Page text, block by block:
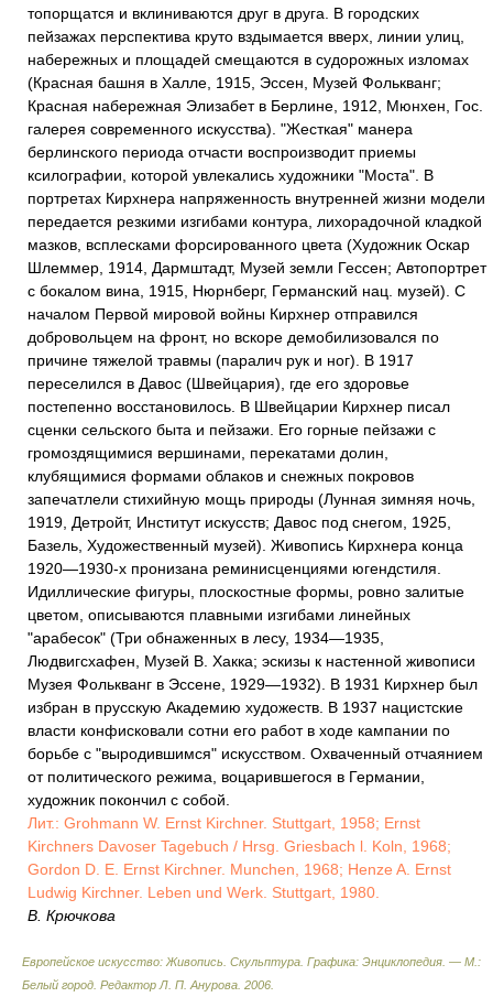
топорщатся и вклиниваются друг в друга. В городских
пейзажах перспектива круто вздымается вверх, линии улиц,
набережных и площадей смещаются в судорожных изломах
(Красная башня в Халле, 1915, Эссен, Музей Фолькванг;
Красная набережная Элизабет в Берлине, 1912, Мюнхен, Гос.
галерея современного искусства). "Жесткая" манера
берлинского периода отчасти воспроизводит приемы
ксилографии, которой увлекались художники "Моста". В
портретах Кирхнера напряженность внутренней жизни модели
передается резкими изгибами контура, лихорадочной кладкой
мазков, всплесками форсированного цвета (Художник Оскар
Шлеммер, 1914, Дармштадт, Музей земли Гессен; Автопортрет
с бокалом вина, 1915, Нюрнберг, Германский нац. музей). С
началом Первой мировой войны Кирхнер отправился
добровольцем на фронт, но вскоре демобилизовался по
причине тяжелой травмы (паралич рук и ног). В 1917
переселился в Давос (Швейцария), где его здоровье
постепенно восстановилось. В Швейцарии Кирхнер писал
сценки сельского быта и пейзажи. Его горные пейзажи с
громоздящимися вершинами, перекатами долин,
клубящимися формами облаков и снежных покровов
запечатлели стихийную мощь природы (Лунная зимняя ночь,
1919, Детройт, Институт искусств; Давос под снегом, 1925,
Базель, Художественный музей). Живопись Кирхнера конца
1920—1930-х пронизана реминисценциями югендстиля.
Идиллические фигуры, плоскостные формы, ровно залитые
цветом, описываются плавными изгибами линейных
"арабесок" (Три обнаженных в лесу, 1934—1935,
Людвигсхафен, Музей В. Хакка; эскизы к настенной живописи
Музея Фолькванг в Эссене, 1929—1932). В 1931 Кирхнер был
избран в прусскую Академию художеств. В 1937 нацистские
власти конфисковали сотни его работ в ходе кампании по
борьбе с "выродившимся" искусством. Охваченный отчаянием
от политического режима, воцарившегося в Германии,
художник покончил с собой.
Лит.: Grohmann W. Ernst Kirchner. Stuttgart, 1958; Ernst
Kirchners Davoser Tagebuch / Hrsg. Griesbach l. Koln, 1968;
Gordon D. E. Ernst Kirchner. Munchen, 1968; Henze A. Ernst
Ludwig Kirchner. Leben und Werk. Stuttgart, 1980.
В. Крючкова
Европейское искусство: Живопись. Скульптура. Графика: Энциклопедия. — М.:
Белый город Редактор Л. П. Анурова 2006